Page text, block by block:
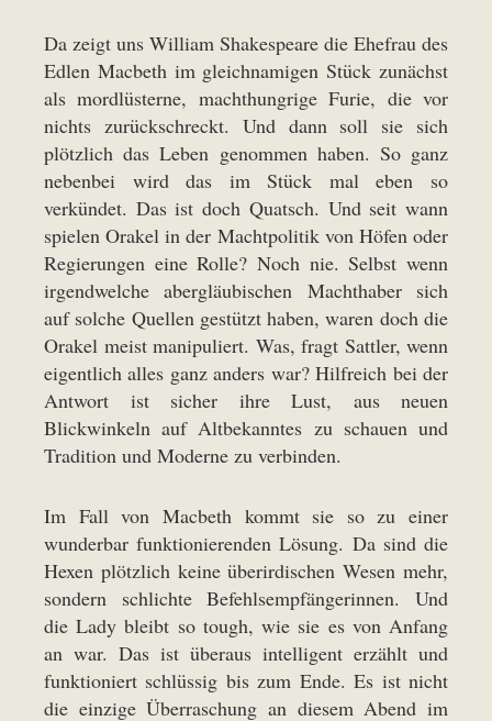
Da zeigt uns William Shakespeare die Ehefrau des
Edlen Macbeth im gleichnamigen Stück zunächst
als mordlüsterne, machthungrige Furie, die vor
nichts zurückschreckt. Und dann soll sie sich
plötzlich das Leben genommen haben. So ganz
nebenbei wird das im Stück mal eben so
verkündet. Das ist doch Quatsch. Und seit wann
spielen Orakel in der Machtpolitik von Höfen oder
Regierungen eine Rolle? Noch nie. Selbst wenn
irgendwelche abergläubischen Machthaber sich
auf solche Quellen gestützt haben, waren doch die
Orakel meist manipuliert. Was, fragt Sattler, wenn
eigentlich alles ganz anders war? Hilfreich bei der
Antwort ist sicher ihre Lust, aus neuen
Blickwinkeln auf Altbekanntes zu schauen und
Tradition und Moderne zu verbinden.
Im Fall von Macbeth kommt sie so zu einer
wunderbar funktionierenden Lösung. Da sind die
Hexen plötzlich keine überirdischen Wesen mehr,
sondern schlichte Befehlsempfängerinnen. Und
die Lady bleibt so tough, wie sie es von Anfang
an war. Das ist überaus intelligent erzählt und
funktioniert schlüssig bis zum Ende. Es ist nicht
die einzige Überraschung an diesem Abend im